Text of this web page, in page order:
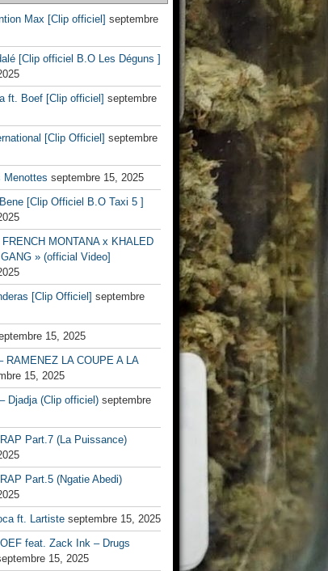
Max [Clip officiel] septembre
[Clip officiel B.O Les Déguns ]
ft. Boef [Clip officiel] septembre
[Clip Officiel] septembre
Menottes septembre 15, 2025
Bene [Clip Officiel B.O Taxi 5 ]
MONTANA x KHALED
» (official Video]
[Clip Officiel] septembre
15, 2025
RAMENEZ LA COUPE A LA
15, 2025
Djadja (Clip officiel) septembre
Part.7 (La Puissance)
Part.5 (Ngatie Abedi)
ft. Lartiste septembre 15, 2025
feat. Zack Ink – Drugs
15, 2025